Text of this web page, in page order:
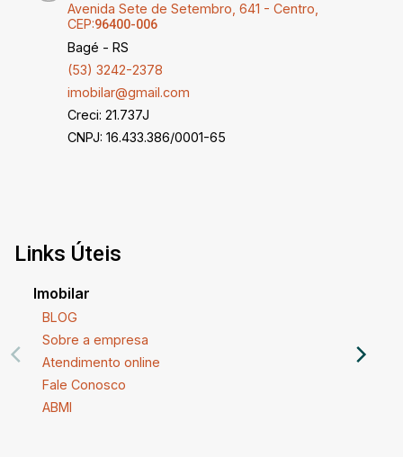
Avenida Sete de Setembro, 641 - Centro,
CEP:96400-006
Bagé - RS
(53) 3242-2378
imobilar@gmail.com
Creci: 21.737J
CNPJ: 16.433.386/0001-65
Links Úteis
Imobilar
BLOG
Sobre a empresa
Atendimento online
Fale Conosco
ABMI